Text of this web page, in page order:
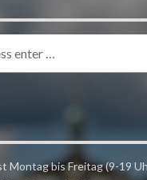
Montag bis Freitag (9-19